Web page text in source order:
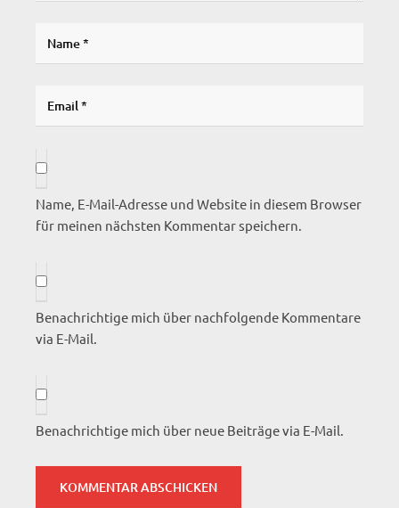
Name, E-Mail-Adresse und Website in diesem Browser
für meinen nächsten Kommentar speichern.
Benachrichtige mich über nachfolgende Kommentare
via E-Mail.
Benachrichtige mich über neue Beiträge via E-Mail.